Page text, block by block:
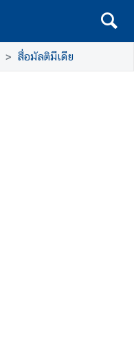
สื่อมัลติมีเดีย